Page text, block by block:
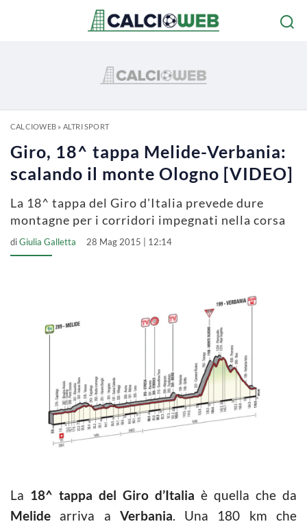
CALCIOWEB» ALTRI SPORT
Giro, 18^ tappa Melide-Verbania:
scalando il monte Ologno [VIDEO]
La 18^ tappa del Giro d'Italia prevede dure
montagne per i corridori impegnati nella corsa
diGiulia Galletta 28 Mag 2015 | 12:14
La 18^ tappa del Giro d’Italia è quella che da
Melide arriva a Verbania. Una 180 km che